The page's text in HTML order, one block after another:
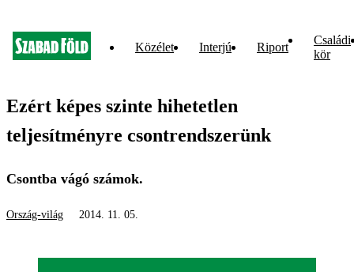
Közélet Interjú Riport
Családi
kör
Ezért képes szinte hihetetlen
teljesítményre csontrendszerünk
Csontba vágó számok.
Ország-világ 2014. 11. 05.